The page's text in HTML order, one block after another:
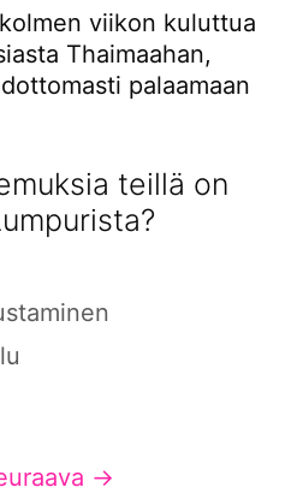
viikon kuluttua
Thaimaahan,
palaamaan
teillä on
→